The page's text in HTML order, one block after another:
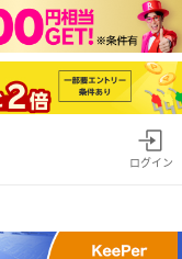
ログイン